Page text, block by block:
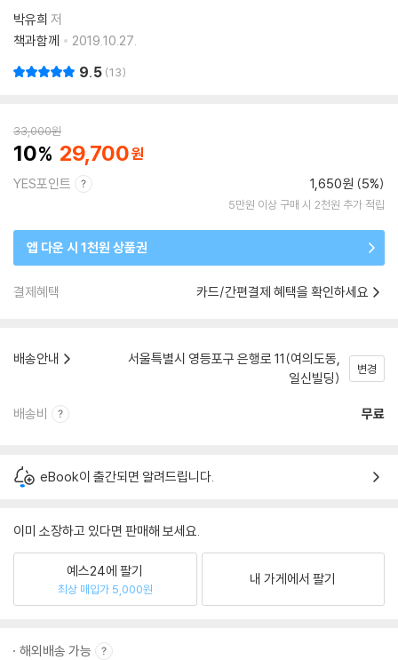
박유희 저
책과함께
2019.10.27.
9.5 13
33,000원
10 29,700
YES포인트 1,650원 (5%)
5만원 이상 구매 시 2천원 추가 적립
앱 다운 시 1천원 상품권
결제혜택 카드/간편결제 혜택을 확인하세요
배송안내
서울특별시 영등포구 은행로 11(여의도동,
일신빌딩)
변경
배송비 무료
eBook이 출간되면 알려드립니다.
이미 소장하고 있다면 판매해 보세요.
예스24에 팔기
최상 매입가 5,000원
내 가게에서 팔기
해외배송 가능